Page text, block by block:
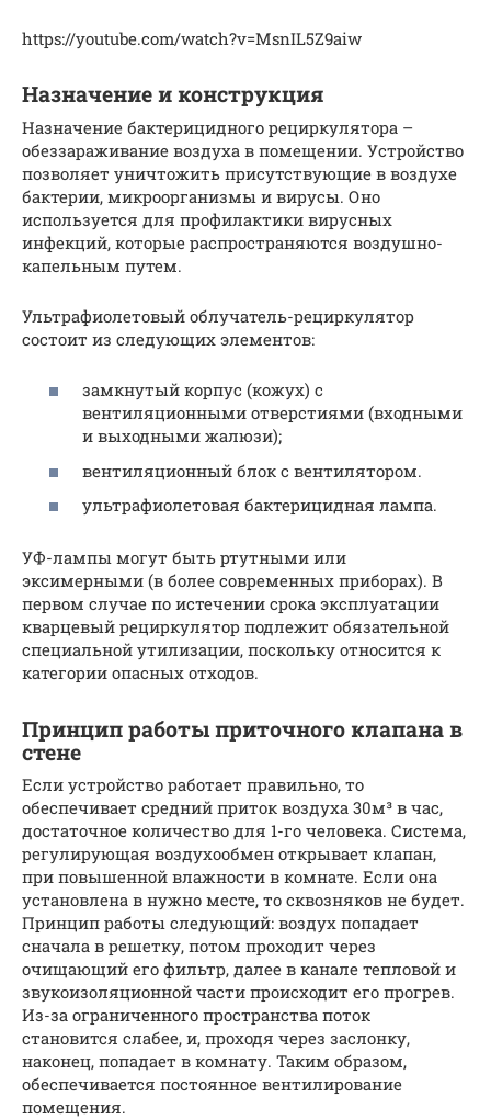
https://youtube.com/watch?v=MsnIL5Z9aiw
Назначение и конструкция
Назначение бактерицидного рециркулятора –
обеззараживание воздуха в помещении. Устройство
позволяет уничтожить присутствующие в воздухе
бактерии, микроорганизмы и вирусы. Оно
используется для профилактики вирусных
инфекций, которые распространяются воздушно-
капельным путем.
Ультрафиолетовый облучатель-рециркулятор
состоит из следующих элементов:
замкнутый корпус (кожух) с
вентиляционными отверстиями (входными
и выходными жалюзи);
вентиляционный блок с вентилятором.
ультрафиолетовая бактерицидная лампа.
УФ-лампы могут быть ртутными или
эксимерными (в более современных приборах). В
первом случае по истечении срока эксплуатации
кварцевый рециркулятор подлежит обязательной
специальной утилизации, поскольку относится к
категории опасных отходов.
Принцип работы приточного клапана в
стене
Если устройство работает правильно, то
обеспечивает средний приток воздуха 30м³ в час,
достаточное количество для 1-го человека. Система,
регулирующая воздухообмен открывает клапан,
при повышенной влажности в комнате. Если она
установлена в нужно месте, то сквозняков не будет.
Принцип работы следующий: воздух попадает
сначала в решетку, потом проходит через
очищающий его фильтр, далее в канале тепловой и
звукоизоляционной части происходит его прогрев.
Из-за ограниченного пространства поток
становится слабее, и, проходя через заслонку,
наконец, попадает в комнату. Таким образом,
обеспечивается постоянное вентилирование
помещения.